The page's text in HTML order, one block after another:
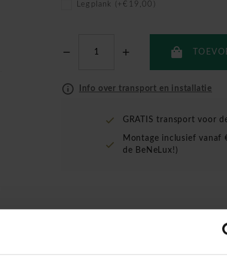
Legplank (+€19,00)
Info over transport en installatie
GRATIS transport voor
Montage inclusief vanaf
de BeNeLux!)